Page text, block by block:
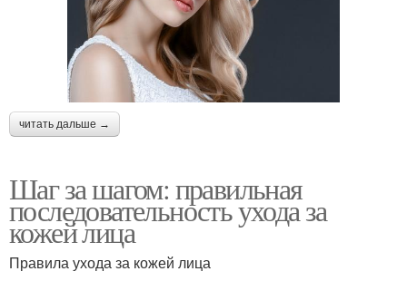
читать дальше →
Шаг за шагом: правильная
последовательность ухода за
кожей лица
Правила ухода за кожей лица